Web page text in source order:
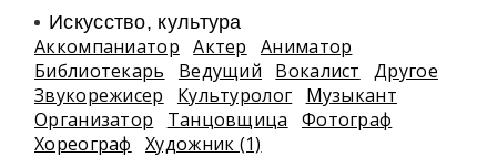
Искусство, культура
Аккомпаниатор Актер
Аниматор
Библиотекарь
Ведущий Вокалист
Другое
Звукорежисер
Культуролог
Музыкант
Организатор
Танцовщица
Фотограф
Хореограф
Художник (1)